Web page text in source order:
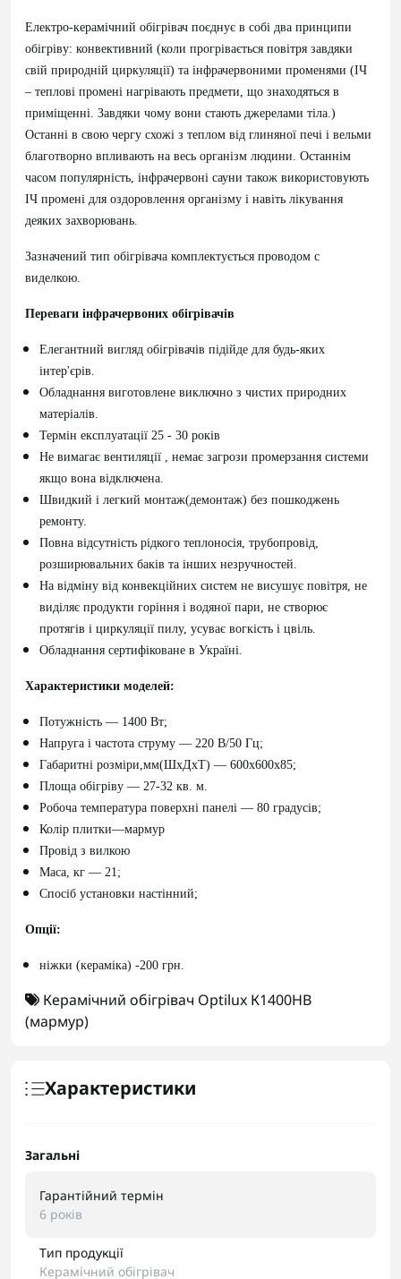
Електро-керамічний обігрівач поєднує в собі два принципи
обігріву: конвективний (коли прогрівається повітря завдяки
свій природній циркуляції) та інфрачервоними променями (ІЧ
– теплові промені нагрівають предмети, що знаходяться в
приміщенні. Завдяки чому вони стають джерелами тіла.)
Останні в свою чергу схожі з теплом від глиняної печі і вельми
благотворно впливають на весь організм людини. Останнім
часом популярність, інфрачервоні сауни також використовують
ІЧ промені для оздоровлення організму і навіть лікування
деяких захворювань.
Зазначений тип обігрівача комплектується проводом c
виделкою.
Переваги інфрачервоних обігрівачів
Елегантний вигляд обігрівачів підійде для будь-яких
інтер'єрів.
Обладнання виготовлене виключно з чистих природних
матеріалів.
Термін експлуатації 25 - 30 років
Не вимагає вентиляції , немає загрози промерзання системи
якщо вона відключена.
Швидкий і легкий монтаж(демонтаж) без пошкоджень
ремонту.
Повна відсутність рідкого теплоносія, трубопровід,
розширювальних баків та інших незручностей.
На відміну від конвекційних систем не висушує повітря, не
виділяє продукти горіння і водяної пари, не створює
протягів і циркуляції пилу, усуває вогкість і цвіль.
Обладнання сертифіковане в Україні.
Характеристики моделей:
Потужність ― 1400 Вт;
Напруга і частота струму ― 220 В/50 Гц;
Габаритні розміри,мм(ШхДхТ) ― 600х600х85;
Площа обігріву — 27-32 кв. м.
Робоча температура поверхні панелі ― 80 градусів;
Колір плитки―мармур
Провід з вилкою
Маса, кг ― 21;
Спосіб установки настінний;
Опції:
ніжки (кераміка) -200 грн.
Керамічний обігрівач Optilux К1400НВ
(мармур)
Характеристики
Загальні
Гарантійний термін
6 років
Тип продукції
Керамічний обігрівач